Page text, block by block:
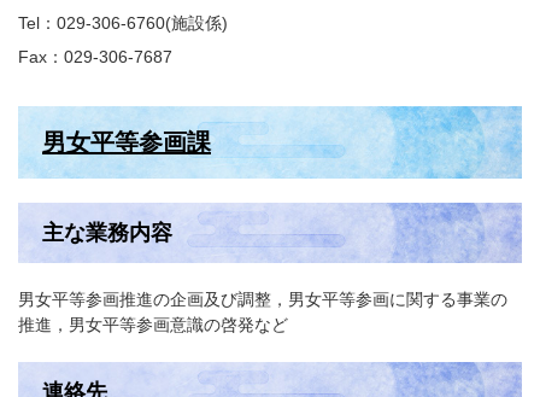
Tel：029-306-6760 施設係
Fax：029-306-7687
男女平等参画課
主な業務内容
男女平等参画推進の企画及び調整，男女平等参画に関する事業の
推進，男女平等参画意識の啓発など
連絡先